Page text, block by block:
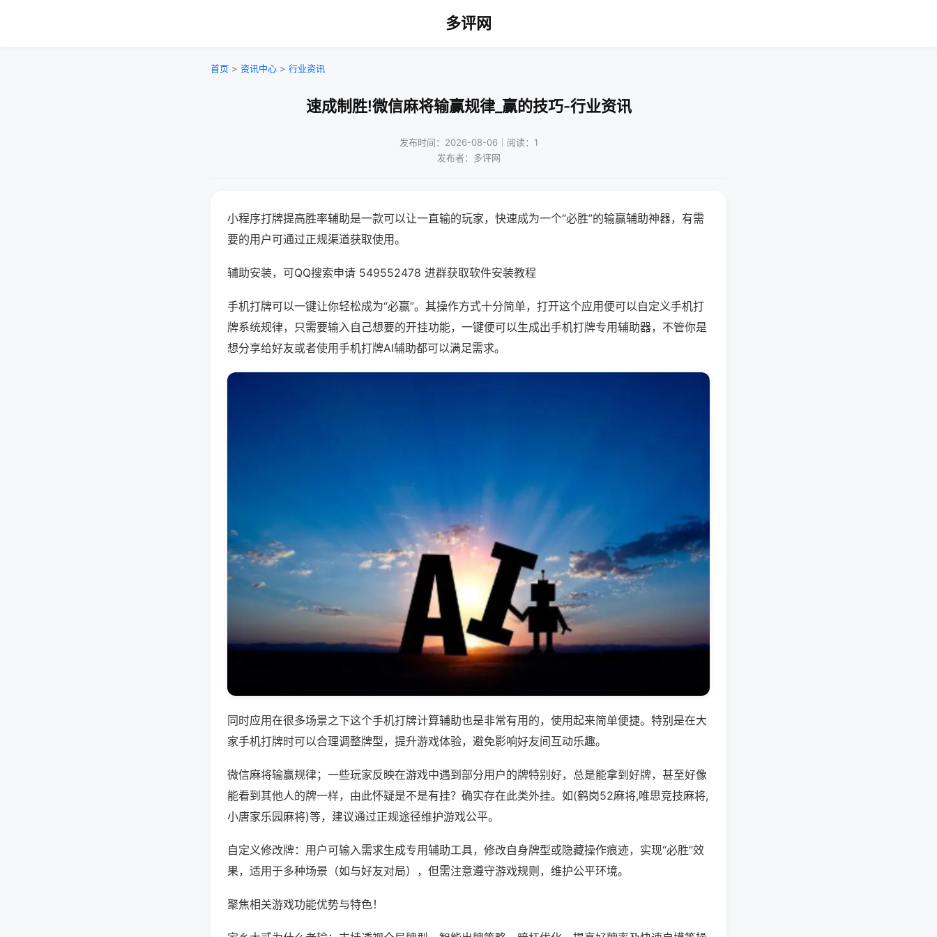
多评网
首页 > 资讯中心 > 行业资讯
速成制胜!微信麻将输赢规律_赢的技巧-行业资讯
发布时间：2026-08-06｜阅读：1
发布者：多评网
小程序打牌提高胜率辅助是一款可以让一直输的玩家，快速成为一个“必胜”的输赢辅助神器，有需
要的用户可通过正规渠道获取使用。
辅助安装，可QQ搜索申请 549552478 进群获取软件安装教程
手机打牌可以一键让你轻松成为“必赢”。其操作方式十分简单，打开这个应用便可以自定义手机打
牌系统规律，只需要输入自己想要的开挂功能，一键便可以生成出手机打牌专用辅助器，不管你是
想分享给好友或者使用手机打牌AI辅助都可以满足需求。
同时应用在很多场景之下这个手机打牌计算辅助也是非常有用的，使用起来简单便捷。特别是在大
家手机打牌时可以合理调整牌型，提升游戏体验，避免影响好友间互动乐趣。
微信麻将输赢规律；一些玩家反映在游戏中遇到部分用户的牌特别好，总是能拿到好牌，甚至好像
能看到其他人的牌一样，由此怀疑是不是有挂？确实存在此类外挂。如(鹤岗52麻将,唯思竞技麻将,
小唐家乐园麻将)等，建议通过正规途径维护游戏公平。
自定义修改牌：用户可输入需求生成专用辅助工具，修改自身牌型或隐藏操作痕迹，实现“必胜”效
果，适用于多种场景（如与好友对局），但需注意遵守游戏规则，维护公平环境。
聚焦相关游戏功能优势与特色！